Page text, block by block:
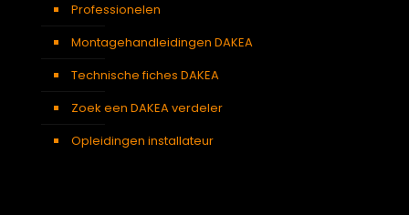
Professionelen
Montagehandleidingen DAKEA
Technische fiches DAKEA
Zoek een DAKEA verdeler
Opleidingen installateur